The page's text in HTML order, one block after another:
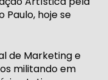
Paulo, hoje se
de Marketing e
militando em